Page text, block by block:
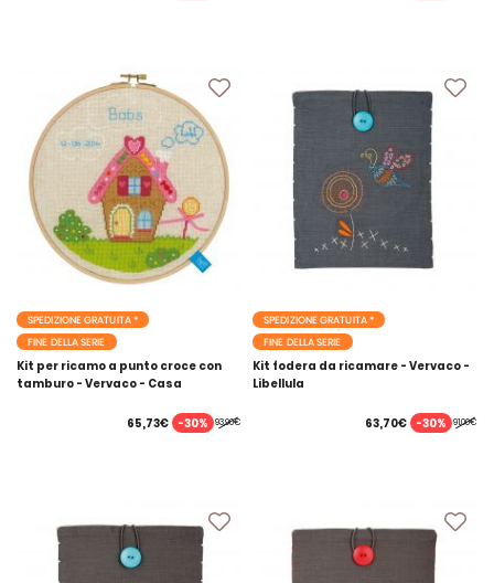
SPEDIZIONE GRATUITA *
FINE DELLA SERIE
Kit per ricamo a punto croce con
tamburo - Vervaco - Casa
93,90€
65,73€ -30%
SPEDIZIONE GRATUITA *
FINE DELLA SERIE
Kit fodera da ricamare - Vervaco -
Libellula
91,00€
63,70€ -30%